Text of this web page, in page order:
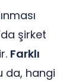
şirket
Farklı
da, hangi